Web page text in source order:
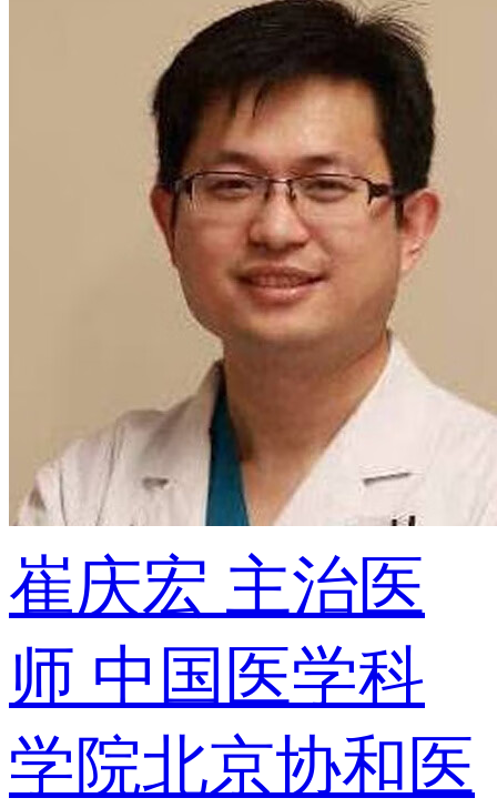
崔庆宏 主治医
师 中国医学科
学院北京协和医